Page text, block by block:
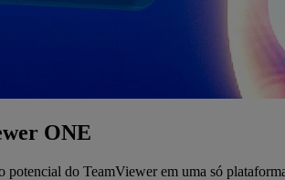
ONE
potencial do TeamViewer em uma só